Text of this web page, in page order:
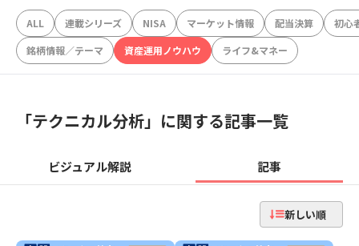
ALL 連載シリーズ NISA マーケット情報 配当決算
初心
銘柄情報／テーマ
資産運用ノウハウ ライフ&マネー
「テクニカル分析」に関する記事一覧
ビジュアル解説 記事
新しい順